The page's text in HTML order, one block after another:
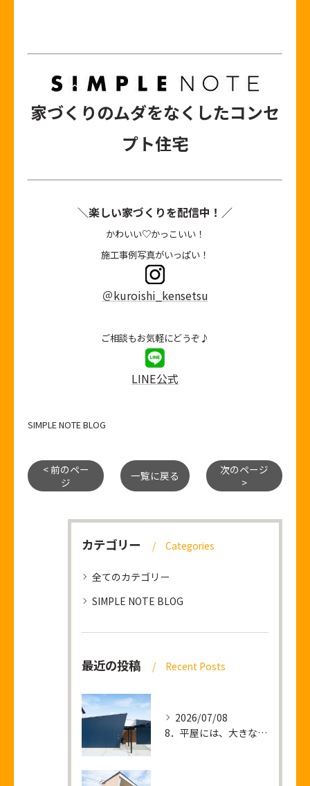
家づくりのムダをなくしたコンセ
プト住宅
＼楽しい家づくりを配信中！／
かわいい♡かっこいい！
施工事例写真がいっぱい！
＠kuroishi_kensetsu
ご相談もお気軽にどうぞ♪
LINE公式
SIMPLE NOTE BLOG
< 前のペー
ジ
一覧に戻る
次のページ
>
カテゴリー Categories
全てのカテゴリー
SIMPLE NOTE BLOG
最近の投稿 Recent Posts
2026/07/08
8．平屋には、大きな土地が必要なのか？